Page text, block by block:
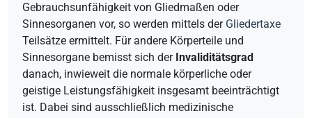
Gebrauchsunfähigkeit von Gliedmaßen oder
Sinnesorganen vor, so werden mittels der Gliedertaxe
Teilsätze ermittelt. Für andere Körperteile und
Sinnesorgane bemisst sich der Invaliditätsgrad
danach, inwieweit die normale körperliche oder
geistige Leistungsfähigkeit insgesamt beeinträchtigt
ist. Dabei sind ausschließlich medizinische